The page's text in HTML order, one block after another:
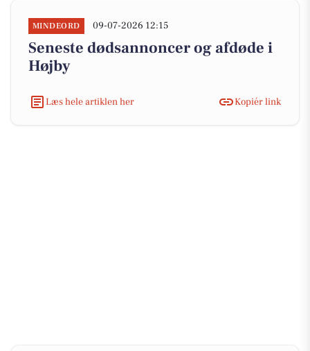
MINDEORD 09-07-2026 12:15
Seneste dødsannoncer og afdøde i
Højby
Læs hele artiklen her Kopiér link